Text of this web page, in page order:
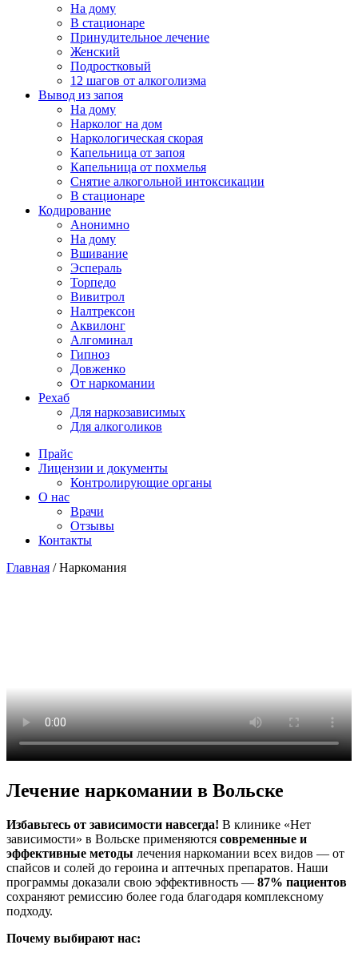
На дому
В стационаре
Принудительное лечение
Женский
Подростковый
12 шагов от алкоголизма
Вывод из запоя
На дому
Нарколог на дом
Наркологическая скорая
Капельница от запоя
Капельница от похмелья
Снятие алкогольной интоксикации
В стационаре
Кодирование
Анонимно
На дому
Вшивание
Эспераль
Торпедо
Вивитрол
Налтрексон
Аквилонг
Алгоминал
Гипноз
Довженко
От наркомании
Рехаб
Для наркозависимых
Для алкоголиков
Прайс
Лицензии и документы
Контролирующие органы
О нас
Врачи
Отзывы
Контакты
Главная /Наркомания
Лечение наркомании в Вольске
Избавьтесь от зависимости навсегда! В клинике «Нет
зависимости» в Вольске применяются современные и
эффективные методы лечения наркомании всех видов — от
спайсов и солей до героина и аптечных препаратов. Наши
программы доказали свою эффективность — 87% пациентов
сохраняют ремиссию более года благодаря комплексному
подходу.
Почему выбирают нас: